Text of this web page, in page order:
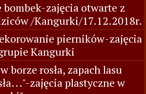
zajęcia otwarte z
/Kangurki/17.12.2018r.
pierników-zajęcia
Kangurki
borze rosła, zapach lasu
zajęcia plastyczne w